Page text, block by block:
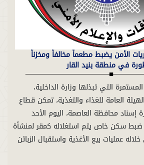
الأمن يضبط مطعماً مخالفاً ومخزناً
في منطقة بنيد القار
التي تبذلها وزارة الداخلية،
العامة للغذاء والتغذية، تمكن قطاع
إسناد محافظة العاصمة، اليوم الأحد
2026/5/10، من ضبط سكن خاص يتم استغلاله كمقر لمنشأة
عمليات بيع الأغذية واستقبال الزبائن